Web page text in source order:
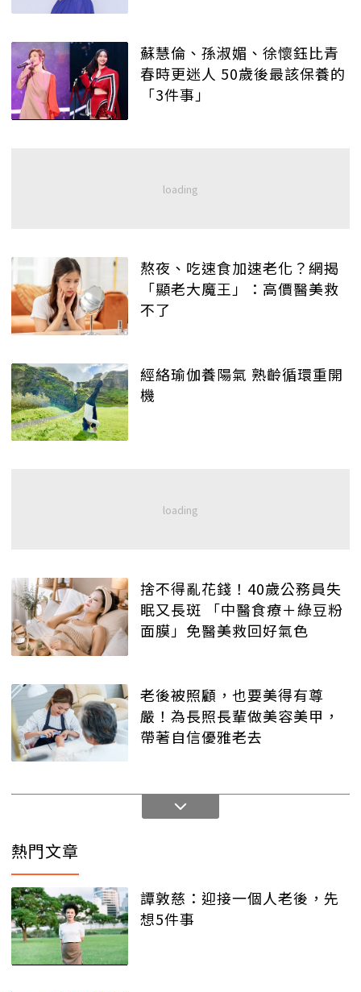
蘇慧倫、孫淑媚、徐懷鈺比青
春時更迷人 50歲後最該保養的
「3件事」
熬夜、吃速食加速老化？網揭
「顯老大魔王」：高價醫美救
不了
經絡瑜伽養陽氣 熟齡循環重開
機
捨不得亂花錢！40歲公務員失
眠又長斑 「中醫食療＋綠豆粉
面膜」免醫美救回好氣色
老後被照顧，也要美得有尊
嚴！為長照長輩做美容美甲，
帶著自信優雅老去
熱門文章
譚敦慈：迎接一個人老後，先
想5件事